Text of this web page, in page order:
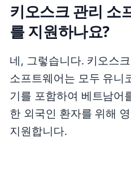
키오스크 관리 소
를 지원하나요?
네, 그렇습니다. 키오스
소프트웨어는 모두 유니
기를 포함하여 베트남어
한 외국인 환자를 위해
지원합니다.